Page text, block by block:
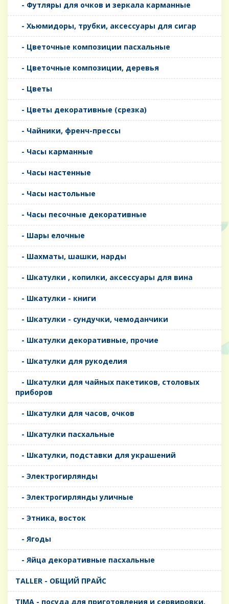
- Футляры для очков и зеркала карманные
- Хьюмидоры, трубки, аксессуары для сигар
- Цветочные композиции пасхальные
- Цветочные композиции, деревья
- Цветы
- Цветы декоративные (срезка)
- Чайники, френч-прессы
- Часы карманные
- Часы настенные
- Часы настольные
- Часы песочные декоративные
- Шары елочные
- Шахматы, шашки, нарды
- Шкатулки , копилки, аксессуары для вина
- Шкатулки - книги
- Шкатулки - сундучки, чемоданчики
- Шкатулки декоративные, прочие
- Шкатулки для рукоделия
- Шкатулки для чайных пакетиков, столовых
приборов
- Шкатулки для часов, очков
- Шкатулки пасхальные
- Шкатулки, подставки для украшений
- Электрогирлянды
- Электрогирлянды уличные
- Этника, восток
- Ягоды
- Яйца декоративные пасхальные
TALLER - ОБЩИЙ ПРАЙС
TIMA - посуда для приготовления и сервировки,